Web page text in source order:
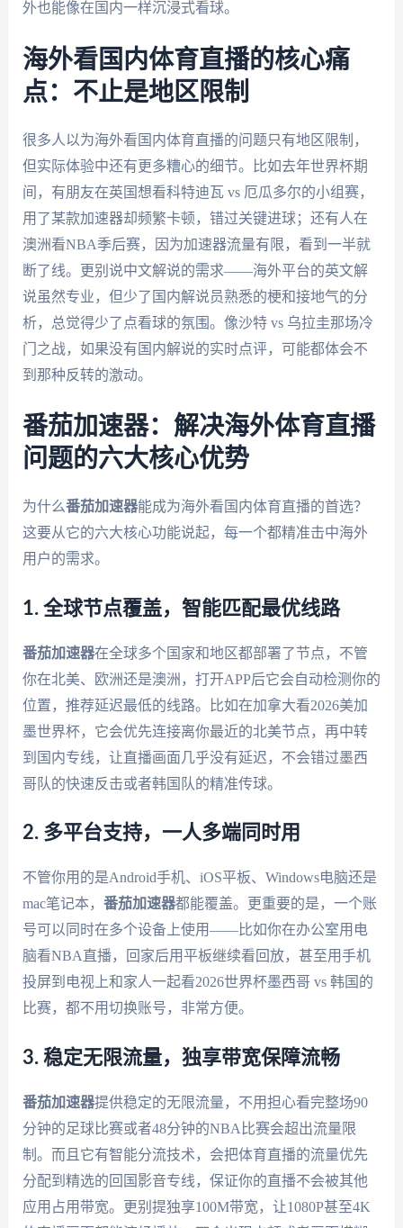
外也能像在国内一样沉浸式看球。
海外看国内体育直播的核心痛
点：不止是地区限制
很多人以为海外看国内体育直播的问题只有地区限制，
但实际体验中还有更多糟心的细节。比如去年世界杯期
间，有朋友在英国想看科特迪瓦 vs 厄瓜多尔的小组赛，
用了某款加速器却频繁卡顿，错过关键进球；还有人在
澳洲看NBA季后赛，因为加速器流量有限，看到一半就
断了线。更别说中文解说的需求——海外平台的英文解
说虽然专业，但少了国内解说员熟悉的梗和接地气的分
析，总觉得少了点看球的氛围。像沙特 vs 乌拉圭那场冷
门之战，如果没有国内解说的实时点评，可能都体会不
到那种反转的激动。
番茄加速器：解决海外体育直播
问题的六大核心优势
为什么番茄加速器能成为海外看国内体育直播的首选？
这要从它的六大核心功能说起，每一个都精准击中海外
用户的需求。
1. 全球节点覆盖，智能匹配最优线路
番茄加速器在全球多个国家和地区都部署了节点，不管
你在北美、欧洲还是澳洲，打开APP后它会自动检测你的
位置，推荐延迟最低的线路。比如在加拿大看2026美加
墨世界杯，它会优先连接离你最近的北美节点，再中转
到国内专线，让直播画面几乎没有延迟，不会错过墨西
哥队的快速反击或者韩国队的精准传球。
2. 多平台支持，一人多端同时用
不管你用的是Android手机、iOS平板、Windows电脑还是
mac笔记本， 番茄加速器都能覆盖。更重要的是，一个账
号可以同时在多个设备上使用——比如你在办公室用电
脑看NBA直播，回家后用平板继续看回放，甚至用手机
投屏到电视上和家人一起看2026世界杯墨西哥 vs 韩国的
比赛，都不用切换账号，非常方便。
3. 稳定无限流量，独享带宽保障流畅
番茄加速器提供稳定的无限流量，不用担心看完整场90
分钟的足球比赛或者48分钟的NBA比赛会超出流量限
制。而且它有智能分流技术，会把体育直播的流量优先
分配到精选的回国影音专线，保证你的直播不会被其他
应用占用带宽。更别提独享100M带宽，让1080P甚至4K